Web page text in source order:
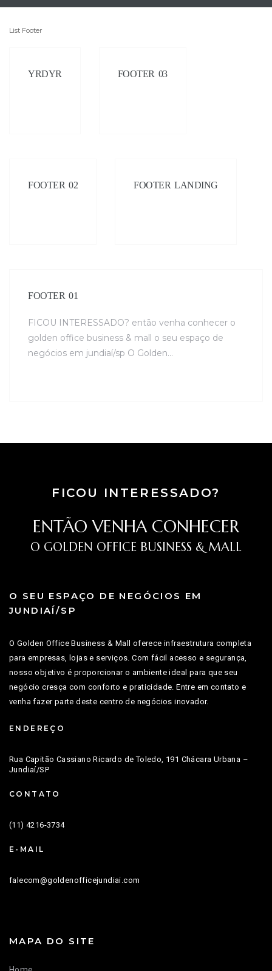
List Footer
YRDYR FOOTER 03
FOOTER 02 FOOTER LANDING
FOOTER 01
FICOU INTERESSADO? então venha conhecer o
golden office business & mall o seu espaço de
negócios em jundiaí/sp O Golden…
FICOU INTERESSADO?
ENTÃO VENHA CONHECER
O GOLDEN OFFICE BUSINESS & MALL
O SEU ESPAÇO DE NEGÓCIOS EM
JUNDIAÍ/SP
O Golden Office Business & Mall oferece infraestrutura completa
para empresas, lojas e serviços. Com fácil acesso e segurança,
nosso objetivo é proporcionar o ambiente ideal para que seu
negócio cresça com conforto e praticidade. Entre em contato e
venha fazer parte deste centro de negócios inovador.
ENDEREÇO
Rua Capitão Cassiano Ricardo de Toledo, 191 Chácara Urbana –
Jundiaí/SP
CONTATO
(11) 4216-3734
E-MAIL
falecom@goldenofficejundiai.com
MAPA DO SITE